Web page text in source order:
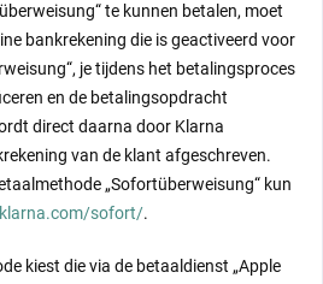
te kunnen betalen, moet
bankrekening die is geactiveerd voor
je tijdens het betalingsproces
en de betalingsopdracht
direct daarna door Klarna
van de klant afgeschreven.
„Sofortüberweisung“ kun
sofort/.
kiest die via de betaaldienst „Apple